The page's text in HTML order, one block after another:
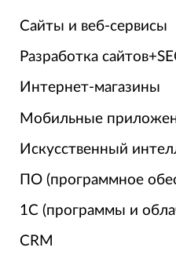
Сайты и веб-сервисы
Разработка
Интернет-магазины
Мобильные
Искусственный
ПО (программное
1С (программы и
CRM